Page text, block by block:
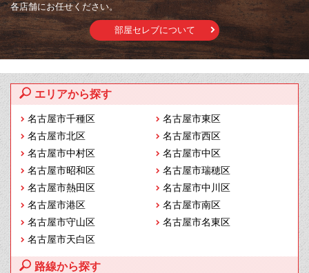
各店舗にお任せください。
部屋セレブについて
エリアから探す
名古屋市千種区
名古屋市東区
名古屋市北区
名古屋市西区
名古屋市中村区
名古屋市中区
名古屋市昭和区
名古屋市瑞穂区
名古屋市熱田区
名古屋市中川区
名古屋市港区
名古屋市南区
名古屋市守山区
名古屋市名東区
名古屋市天白区
路線から探す